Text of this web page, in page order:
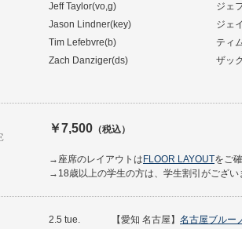
Jeff Taylor(vo,g)
ジェ
Jason Lindner(key)
ジェ
Tim Lefebvre(b)
ティ
Zach Danziger(ds)
ザッ
￥7,500 （税込）
→座席のレイアウトは FLOOR LAYOUTをご
→18歳以上の学生の方は、学生割引がござい
2.5 tue. 【愛知 名古屋】 名古屋ブルー